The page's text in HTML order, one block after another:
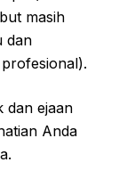
masih
dan
dan ejaan
Anda